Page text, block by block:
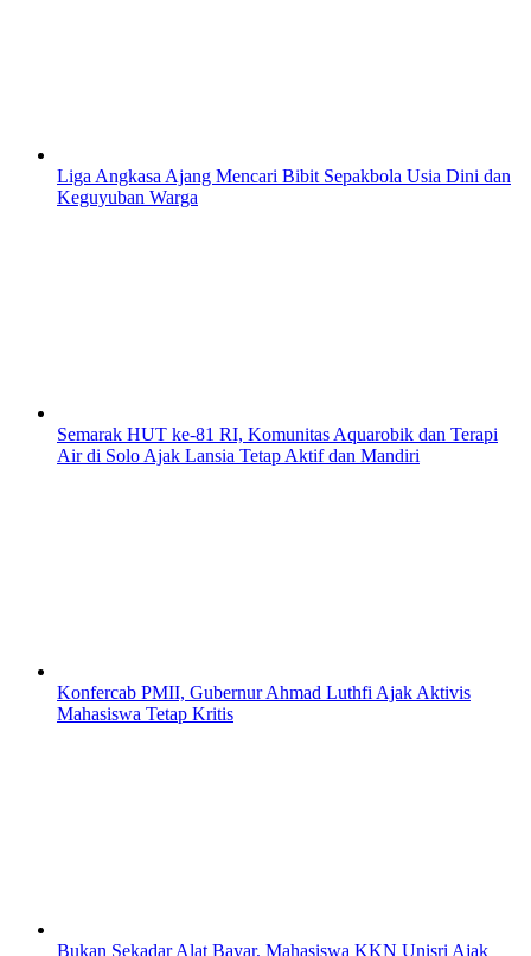
Liga Angkasa Ajang Mencari Bibit Sepakbola Usia Dini dan
Keguyuban Warga
Semarak HUT ke-81 RI, Komunitas Aquarobik dan Terapi
Air di Solo Ajak Lansia Tetap Aktif dan Mandiri
Konfercab PMII, Gubernur Ahmad Luthfi Ajak Aktivis
Mahasiswa Tetap Kritis
Bukan Sekadar Alat Bayar, Mahasiswa KKN Unisri Ajak